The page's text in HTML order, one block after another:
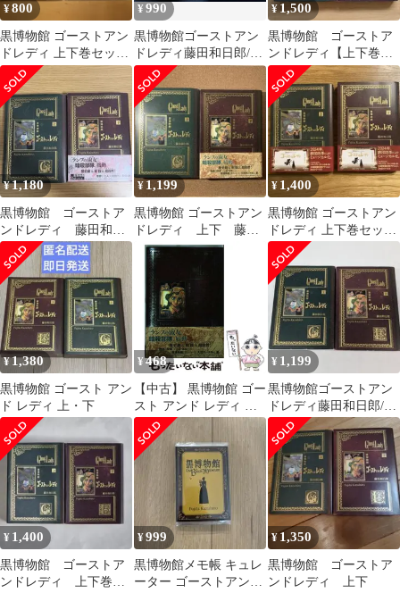
¥800
黒博物館 ゴーストアン
ドレディ 上下巻セット
藤田和日郎
¥990
黒博物館ゴーストアン
ドレディ藤田和日郎/初
版/上下
¥1,500
黒博物館 ゴーストア
ンドレディ【上下巻セ
ット】藤田和日郎
¥1,180
黒博物館 ゴーストア
ンドレディ 藤田和日
郎 上下
¥ 1,199
黒博物館 ゴーストアン
ドレディ 上下 藤田
和日郎
¥ 1,400
黒博物館 ゴーストアン
ドレディ 上下巻セッ
ト 藤田和日郎
¥1,380
黒博物館 ゴースト アン
ド レディ 上・下
¥468
【中古】 黒博物館 ゴー
スト アンド レディ 下
（モーニング KC） / 藤
田 和日郎 / 講談社
¥ 1,199
黒博物館ゴーストアン
ドレディ藤田和日郎/初
版/上下
¥ 1,400
黒博物館 ゴーストア
ンドレディ 上下巻セ
¥999
黒博物館メモ帳 キュレ
ーター ゴーストアンド
¥ 1,350
黒博物館 ゴーストア
ンドレディ 上下